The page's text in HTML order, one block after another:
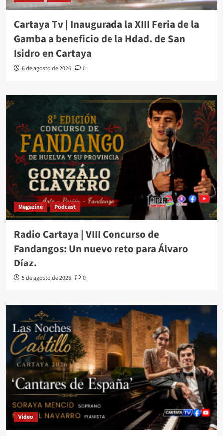
Cartaya Tv | Inaugurada la XIII Feria de la
Gamba a beneficio de la Hdad. de San
Isidro en Cartaya
6 de agosto de 2026 0
Magazine Podcast
Radio Cartaya | VIII Concurso de
Fandangos: Un nuevo reto para Álvaro
Díaz.
5 de agosto de 2026 0
Video